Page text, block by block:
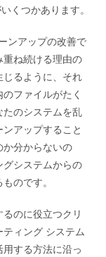
くつかあります。
ンアップの改善で
ね続ける理由の
るように、それ
ファイルがたく
のシステムを乱
アップすること
か分からないの
システムからの
のです。
のに役立つクリ
ィング システム
する方法に沿っ